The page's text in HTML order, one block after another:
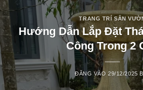
TRANG TRÍ SÂN
Hướng Dẫn Lắp Đặt
Công Trong 2
ĐĂNG VÀO29/12/2025